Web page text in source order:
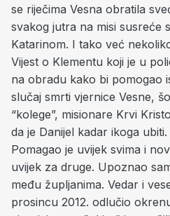
se riječima Vesna obratila
svakog jutra na misi susreće
Katarinom. I tako već
Vijest o Klementu koji je u
na obradu kako bi pomogao
slučaj smrti vjernice Vesne,
“kolege”, misionare Krvi
da je Danijel kadar ikoga
Pomagao je uvijek svima i
uvijek za druge. Upoznao
među župljanima. Vedar i
prosincu 2012. odlučio